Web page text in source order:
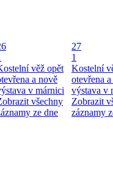
věž opět
a nově
v márnici
všechny
ze dne
27
1
Kostelní
otevřena
výstava v
Zobrazit
záznamy